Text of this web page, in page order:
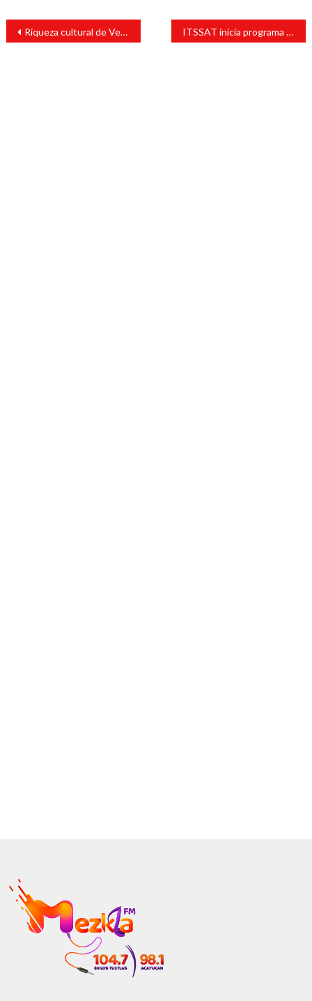
Navegación
entradas
Riqueza cultural de Veracruz, herencia invaluable: diputado Esteban Bautista ITSSAT inicia programa de promoción de su oferta educativa 2026 y el programa integral de fortalecimiento académico